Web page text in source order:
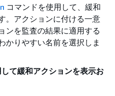
コマンドを使用して、緩和
。アクションに付ける一意
ンを監査の結果に適用する
かりやすい名前を選択しま
て緩和アクションを表示お